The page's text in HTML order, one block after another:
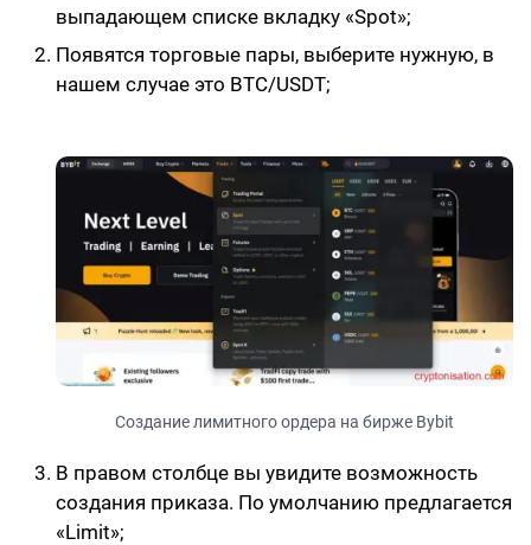
выпадающем списке вкладку «Spot»;
Появятся торговые пары, выберите нужную, в
нашем случае это BTC/USDT;
Создание лимитного ордера на бирже Bybit
В правом столбце вы увидите возможность
создания приказа. По умолчанию предлагается
«Limit»;